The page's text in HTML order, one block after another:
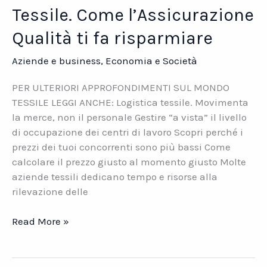
Tessile. Come l’Assicurazione
Qualità ti fa risparmiare
Aziende e business, Economia e Società
PER ULTERIORI APPROFONDIMENTI SUL MONDO
TESSILE LEGGI ANCHE: Logistica tessile. Movimenta
la merce, non il personale Gestire “a vista” il livello
di occupazione dei centri di lavoro Scopri perché i
prezzi dei tuoi concorrenti sono più bassi Come
calcolare il prezzo giusto al momento giusto Molte
aziende tessili dedicano tempo e risorse alla
rilevazione delle
Tessile.
Read More »